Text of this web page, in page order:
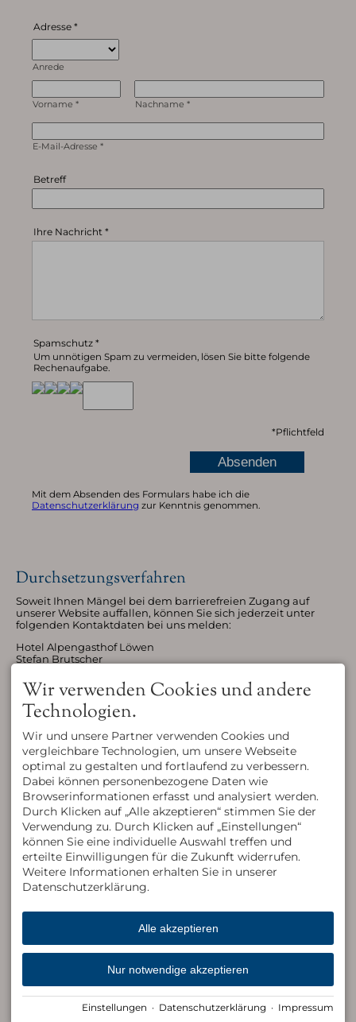
Adresse *
Anrede
Vorname * Nachname *
E-Mail-Adresse *
Betreff
Ihre Nachricht *
Spamschutz *
Um unnötigen Spam zu vermeiden, lösen Sie bitte folgende
Rechenaufgabe.
*Pflichtfeld
Mit dem Absenden des Formulars habe ich die
Datenschutzerklärung zur Kenntnis genommen.
Durchsetzungsverfahren
Soweit Ihnen Mängel bei dem barrierefreien Zugang auf
unserer Website auffallen, können Sie sich jederzeit unter
folgenden Kontaktdaten bei uns melden:
Hotel Alpengasthof Löwen
Stefan Brutscher
87541 Bad Hindelang / Oberjoch
DEUTSCHLAND
Tel.+49 8324 9730
Fax +49 8324 7515
reservierung@loewen-oberjoch.de
Sollten wir Ihre Rückmeldung nicht zu Ihrer Zufriedenheit
beantworten oder bleibt Ihre Anfrage innerhalb von sechs
Wochen ganz oder teilweise unbeantwortet, so haben Sie die
Möglichkeit, bei der Durchsetzungsstelle online einen Antrag
auf Prüfung der Einhaltung der Anforderungen an die
Barrierefreiheit zu stellen:
Link zum Antrag auf Prüfung der Anforderungen an die
Barrierefreiheit gem. § 3 BayEGovV
Oder Sie wenden sich an folgende Kontaktadresse:
Landesamt für Digitalisierung, Breitband und Vermessung
IT-Dienstleistungszentrum des Freistaats Bayern
Durchsetzungs- und Überwachungsstelle für barrierefreie
DEUTSCHLAND
bitv@bayern.de
www.ldbv.bayern.de/digitalisierung/bitv
Wir verwenden Cookies und andere
Technologien.
Wir und unsere Partner verwenden Cookies und
vergleichbare Technologien, um unsere Webseite
optimal zu gestalten und fortlaufend zu verbessern.
Dabei können personenbezogene Daten wie
Browserinformationen erfasst und analysiert werden.
Durch Klicken auf „Alle akzeptieren“ stimmen Sie der
Verwendung zu. Durch Klicken auf „Einstellungen“
können Sie eine individuelle Auswahl treffen und
erteilte Einwilligungen für die Zukunft widerrufen.
Weitere Informationen erhalten Sie in unserer
Datenschutzerklärung.
Alle akzeptieren
Nur notwendige akzeptieren
Einstellungen · Datenschutzerklärung · Impressum